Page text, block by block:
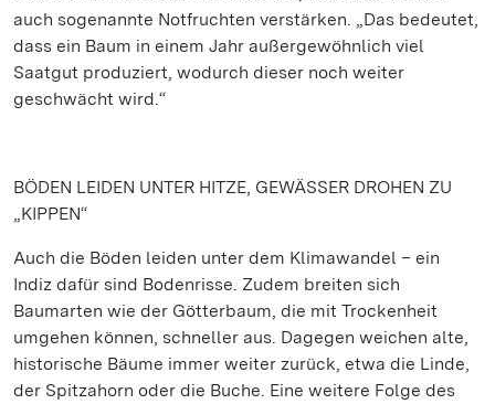
auch sogenannte Notfruchten verstärken. „Das bedeutet,
dass ein Baum in einem Jahr außergewöhnlich viel
Saatgut produziert, wodurch dieser noch weiter
geschwächt wird.“
BÖDEN LEIDEN UNTER HITZE, GEWÄSSER DROHEN ZU
„KIPPEN“
Auch die Böden leiden unter dem Klimawandel – ein
Indiz dafür sind Bodenrisse. Zudem breiten sich
Baumarten wie der Götterbaum, die mit Trockenheit
umgehen können, schneller aus. Dagegen weichen alte,
historische Bäume immer weiter zurück, etwa die Linde,
der Spitzahorn oder die Buche. Eine weitere Folge des